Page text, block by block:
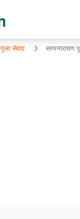
पूजा सेवाएं सत्यनारायण